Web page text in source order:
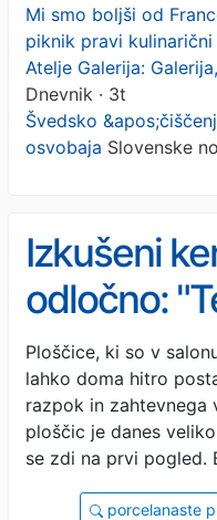
Mi smo boljši od
piknik pravi
Atelje Galerija:
Dnevnik · 3t
Švedsko
osvobaja Slovenske
Izkušeni
odločno:
ne bi
domu,"
ki stojijo
besedami
Ploščice, ki so v
lahko doma hitro
razpok in zahtevnega
ploščic je danes
se zdi na prvi pogled.
porcelanaste